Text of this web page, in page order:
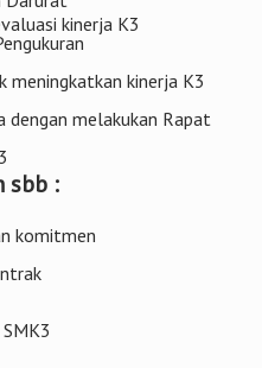
& PAK
Jasa
Darurat
kinerja K3
kinerja K3
melakukan Rapat